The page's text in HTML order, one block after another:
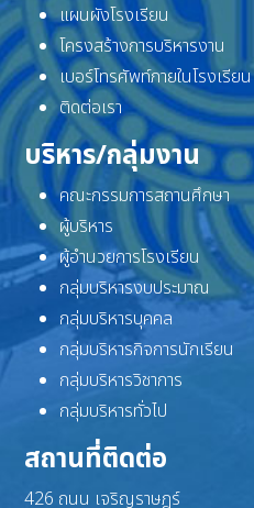
แผนผังโรงเรียน
โครงสร้างการบริหารงาน
เบอร์โทรศัพท์ภายในโรงเรียน
ติดต่อเรา
บริหาร/กลุ่มงาน
คณะกรรมการสถานศึกษา
ผู้บริหาร
ผู้อำนวยการโรงเรียน
กลุ่มบริหารงบประมาณ
กลุ่มบริหารบุคคล
กลุ่มบริหารกิจการนักเรียน
กลุ่มบริหารวิชาการ
กลุ่มบริหารทั่วไป
สถานที่ติดต่อ
426 ถนน เจริญราษฎร์